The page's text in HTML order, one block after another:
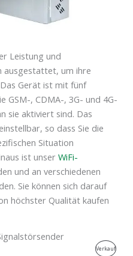
Leistung und
ausgestattet, um ihre
Gerät ist mit fünf
GSM-, CDMA-, 3G- und 4G-
sie aktiviert sind. Das
so dass Sie die
Situation
ist unserWiFi-
und an verschiedenen
Sie können sich darauf
höchster Qualität kaufen
Verkauf